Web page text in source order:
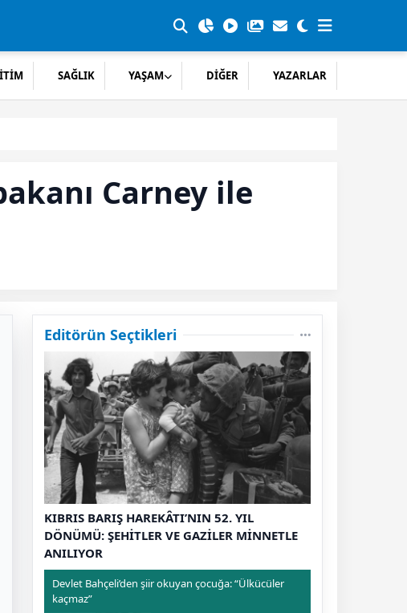
SAĞLIK YAŞAM DİĞER YAZARLAR
Carney ile
Editörün Seçtikleri
KIBRIS BARIŞ HAREKÂTI’NIN 52. YIL
DÖNÜMÜ: ŞEHİTLER VE GAZİLER MİNNETLE
ANILIYOR
Devlet Bahçeli’den şiir okuyan çocuğa: “Ülkücüler
kaçmaz”